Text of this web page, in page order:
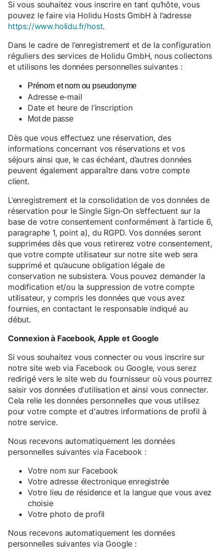
Si vous souhaitez vous inscrire en tant qu’hôte, vous
pouvez le faire via Holidu Hosts GmbH à l’adresse
https://www.holidu.fr/host.
Dans le cadre de l’enregistrement et de la configuration
réguliers des services de Holidu GmbH, nous collectons
et utilisons les données personnelles suivantes :
Prénom et nom ou pseudonyme
Adresse e-mail
Date et heure de l’inscription
Mot de passe
Dès que vous effectuez une réservation, des
informations concernant vos réservations et vos
séjours ainsi que, le cas échéant, d’autres données
peuvent également apparaître dans votre compte
client.
L’enregistrement et la consolidation de vos données de
réservation pour le Single Sign-On s’effectuent sur la
base de votre consentement conformément à l’article 6,
paragraphe 1, point a), du RGPD. Vos données seront
supprimées dès que vous retirerez votre consentement,
que votre compte utilisateur sur notre site web sera
supprimé et qu’aucune obligation légale de
conservation ne subsistera. Vous pouvez demander la
modification et/ou la suppression de votre compte
utilisateur, y compris les données que vous avez
fournies, en contactant le responsable indiqué au
début.
Connexion à Facebook, Apple et Google
Si vous souhaitez vous connecter ou vous inscrire sur
notre site web via Facebook ou Google, vous serez
redirigé vers le site web du fournisseur où vous pourrez
saisir vos données d'utilisation et ainsi vous connecter.
Cela relie les données personnelles que vous utilisez
pour votre compte et d'autres informations de profil à
notre service.
Nous recevons automatiquement les données
personnelles suivantes via Facebook :
Votre nom sur Facebook
Votre adresse électronique enregistrée
Votre lieu de résidence et la langue que vous avez
choisie
Votre photo de profil
Nous recevons automatiquement les données
personnelles suivantes via Google :